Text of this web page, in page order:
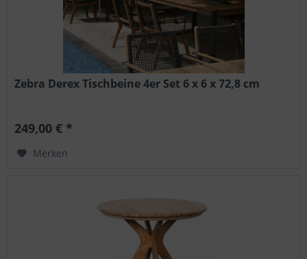
Zebra Derex Tischbeine 4er Set 6 x 6 x 72,8 cm
249,00 € *
Merken